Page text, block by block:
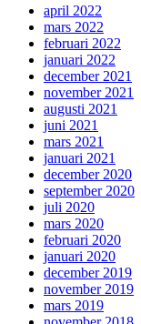
april 2022
mars 2022
februari 2022
januari 2022
december 2021
november 2021
augusti 2021
juni 2021
mars 2021
januari 2021
december 2020
september 2020
juli 2020
mars 2020
februari 2020
januari 2020
december 2019
november 2019
mars 2019